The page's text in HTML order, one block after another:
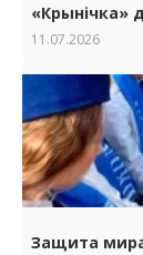
«Крынічка»
11.07.2026
Защита